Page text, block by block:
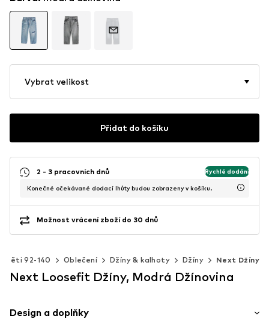
Vybrat velikost
Přidat do košíku
2 - 3 pracovních dnů Rychlé dodání
Konečné očekávané dodací lhůty budou zobrazeny v košíku.
Možnost vrácení zboží do 30 dnů
Děti 92-140 Oblečení Džíny & kalhoty Džíny Next Džíny
Next Loosefit Džíny, Modrá Džínovina
Design a doplňky